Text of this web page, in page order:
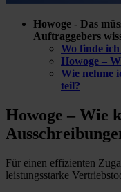
Howoge - Das
Auftraggebers
Wo finde
Howoge –
Wie nehme
teil?
Howoge – Wie
Für einen effizienten
leistungsstarke